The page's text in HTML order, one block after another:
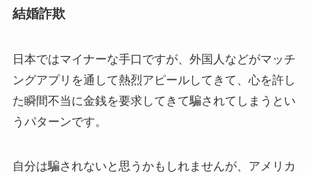
結婚詐欺
日本ではマイナーな手口ですが、外国人などがマッチ
ングアプリを通して熱烈アピールしてきて、心を許し
た瞬間不当に金銭を要求してきて騙されてしまうとい
うパターンです。
自分は騙されないと思うかもしれませんが、アメリカ